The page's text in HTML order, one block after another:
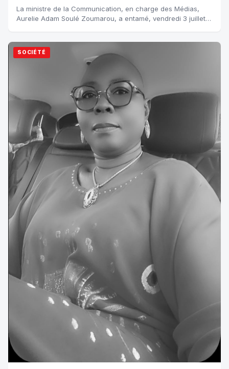
La ministre de la Communication, en charge des Médias,
Aurelie Adam Soulé Zoumarou, a entamé, vendredi 3 juillet
SOCIÉTÉ